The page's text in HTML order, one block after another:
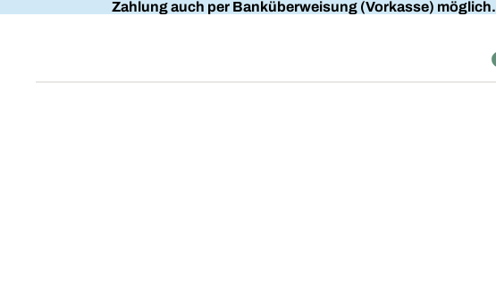
Zahlung auch per Banküberweisung (Vorkasse) möglich.